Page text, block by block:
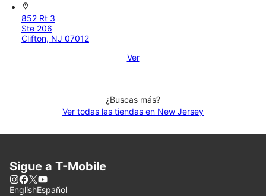
location_on
852 Rt 3
Ste 206
Clifton, NJ 07012
Ver
¿Buscas más?
Ver todas las tiendas en New Jersey